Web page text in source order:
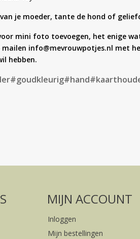
je moeder, tante de hond of
mini foto toevoegen, het enige
info@mevrouwpotjes.nl met
hebben.
#goudkleurig#hand
MIJN ACCOUNT
Inloggen
Mijn bestellingen